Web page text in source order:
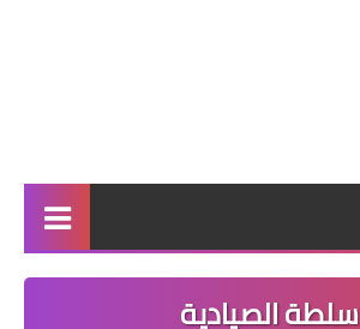
الرئيسية
سلطة الصيادية